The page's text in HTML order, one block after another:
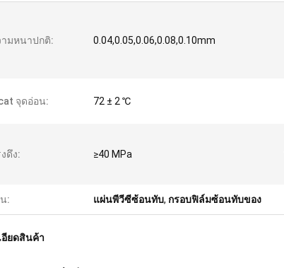
มหนาปกติ: 0.04,0.05,0.06,0.08,0.10mm
จุดอ่อน: 72 ± 2 ℃
ดึง: ≥40 MPa
: แผ่นพีวีซีซ้อนทับ, กรอบฟิล์มซ้อนทับของ
อียดสินค้า